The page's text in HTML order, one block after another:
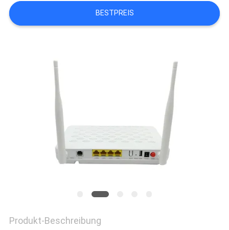
EIN
ZITAT
SITEMAP
BESTPREIS
Produkt-Beschreibung